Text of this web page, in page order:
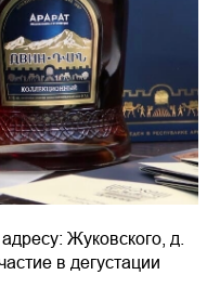
Жуковского, д.
в дегустации